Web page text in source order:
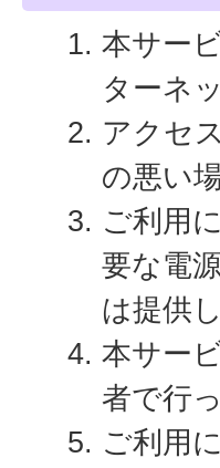
本サー
ターネ
アクセ
の悪い
ご利用
要な電
は提供
本サー
者で行
ご利用